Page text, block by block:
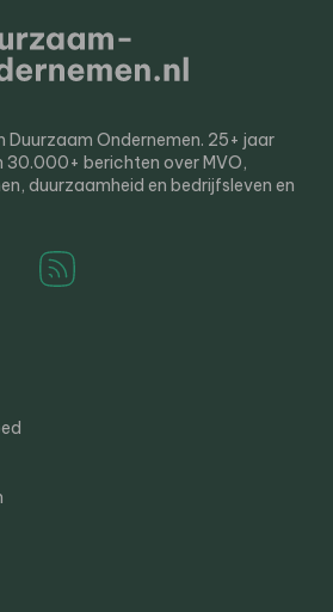
Duurzaam Ondernemen. 25+ jaar
30.000+ berichten over MVO,
duurzaamheid en bedrijfsleven en